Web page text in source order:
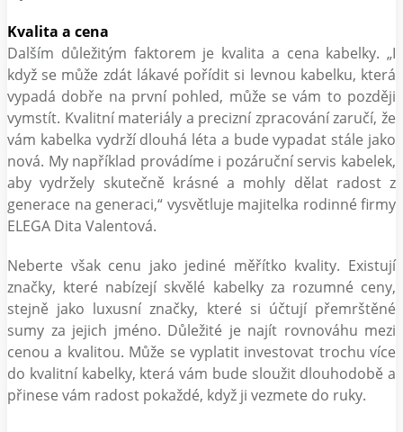
Kvalita a cena
Dalším důležitým faktorem je kvalita a cena kabelky. „I
když se může zdát lákavé pořídit si levnou kabelku, která
vypadá dobře na první pohled, může se vám to později
vymstít. Kvalitní materiály a precizní zpracování zaručí, že
vám kabelka vydrží dlouhá léta a bude vypadat stále jako
nová. My například provádíme i pozáruční servis kabelek,
aby vydržely skutečně krásné a mohly dělat radost z
generace na generaci,“ vysvětluje majitelka rodinné firmy
ELEGA Dita Valentová.
Neberte však cenu jako jediné měřítko kvality. Existují
značky, které nabízejí skvělé kabelky za rozumné ceny,
stejně jako luxusní značky, které si účtují přemrštěné
sumy za jejich jméno. Důležité je najít rovnováhu mezi
cenou a kvalitou. Může se vyplatit investovat trochu více
do kvalitní kabelky, která vám bude sloužit dlouhodobě a
přinese vám radost pokaždé, když ji vezmete do ruky.